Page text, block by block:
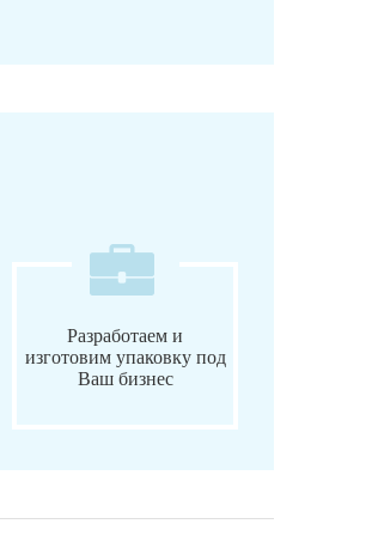
Разработаем и
изготовим упаковку под
Ваш бизнес